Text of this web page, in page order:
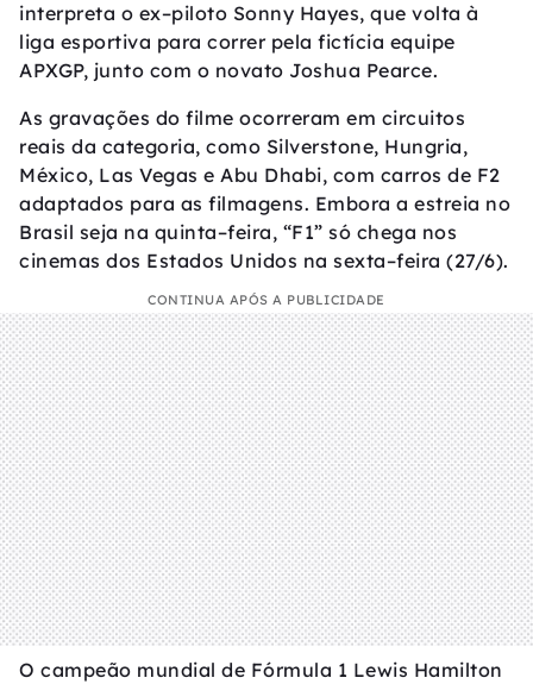
interpreta o ex–piloto Sonny Hayes, que volta à
liga esportiva para correr pela fictícia equipe
APXGP, junto com o novato Joshua Pearce.
As gravações do filme ocorreram em circuitos
reais da categoria, como Silverstone, Hungria,
México, Las Vegas e Abu Dhabi, com carros de F2
adaptados para as filmagens. Embora a estreia no
Brasil seja na quinta–feira, “F1” só chega nos
cinemas dos Estados Unidos na sexta–feira (27/6).
CONTINUA APÓS A PUBLICIDADE
O campeão mundial de Fórmula 1 Lewis Hamilton